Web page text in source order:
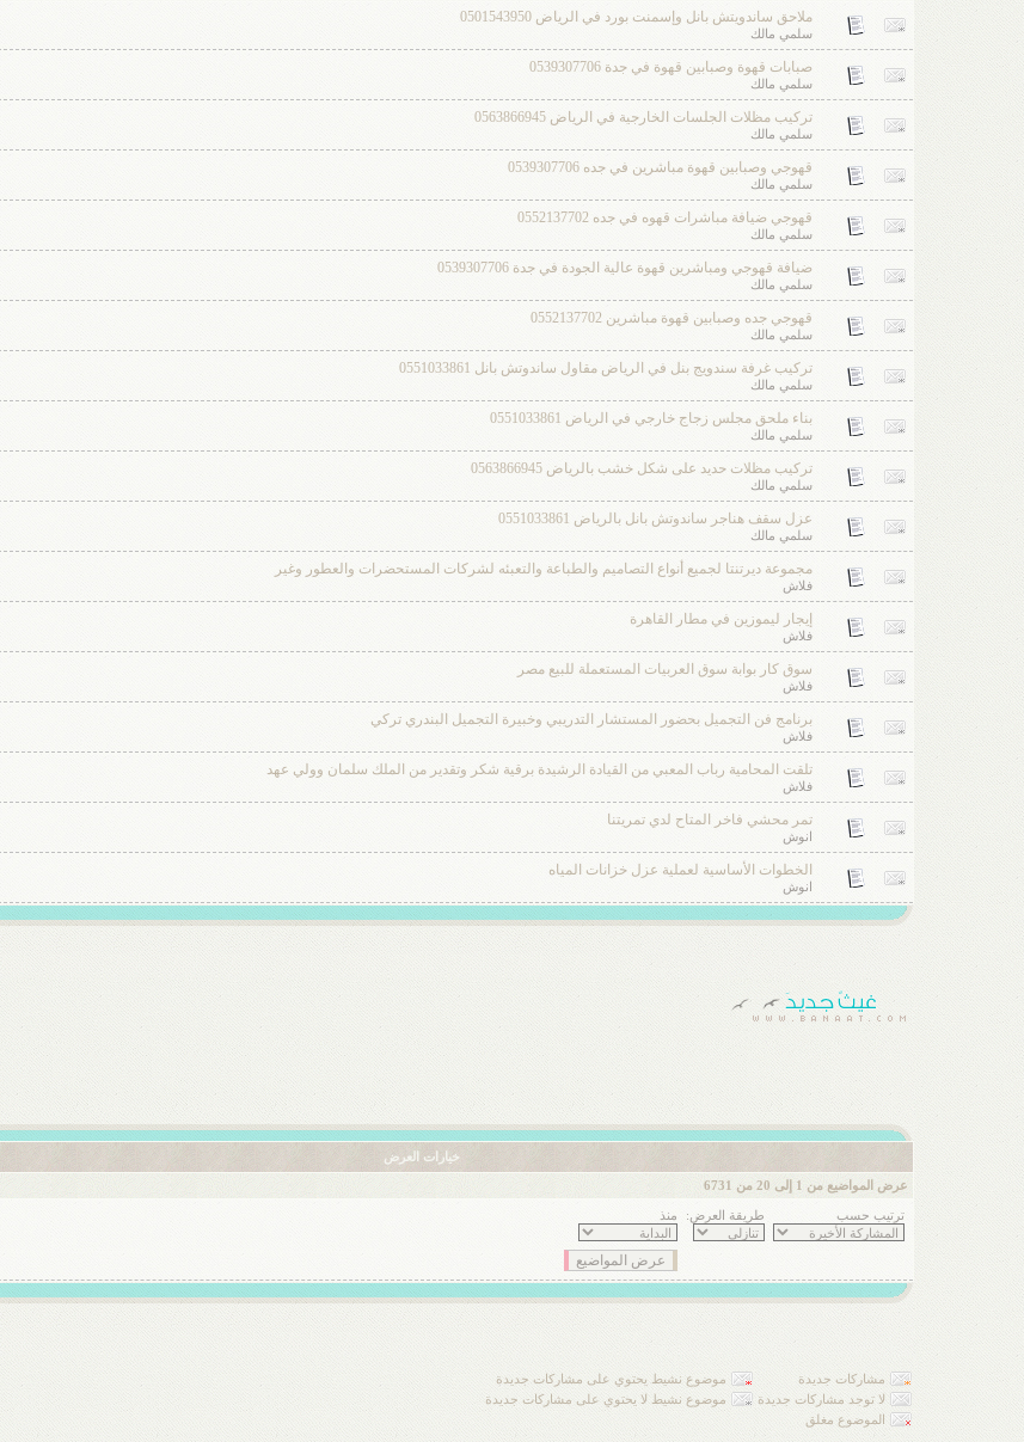
ملاحق ساندويتش بانل وإسمنت بورد في الرياض 0501543950
سلمي مالك
صبابات قهوة وصبابين قهوة في جدة 0539307706
سلمي مالك
تركيب مظلات الجلسات الخارجية في الرياض 0563866945
سلمي مالك
قهوجي وصبابين قهوة مباشرين في جده 0539307706
سلمي مالك
قهوجي ضيافة مباشرات قهوه في جده 0552137702
سلمي مالك
ضيافة قهوجي ومباشرين قهوة عالية الجودة في جدة 0539307706
سلمي مالك
قهوجي جده وصبابين قهوة مباشرين 0552137702
سلمي مالك
تركيب غرفة سندويج بنل في الرياض مقاول ساندوتش بانل 0551033861
سلمي مالك
بناء ملحق مجلس زجاج خارجي في الرياض 0551033861
سلمي مالك
تركيب مظلات حديد على شكل خشب بالرياض 0563866945
سلمي مالك
عزل سقف هناجر ساندوتش بانل بالرياض 0551033861
سلمي مالك
مجموعة ديرتنتا لجميع أنواع التصاميم والطباعة والتعبئه لشركات المستحضرات والعطور وغير
فلاش
إيجار ليموزين في مطار القاهرة
فلاش
سوق كار بوابة سوق العربيات المستعملة للبيع مصر
فلاش
برنامج فن التجميل بحضور المستشار التدريبي وخبيرة التجميل البندري تركي
فلاش
تلقت المحامية رباب المعبي من القيادة الرشيدة برقية شكر وتقدير من الملك سلمان وولي عهد
فلاش
تمر محشي فاخر المتاح لدي تمريتنا
انوش
الخطوات الأساسية لعملية عزل خزانات المياه
انوش
خيارات العرض
عرض المواضيع من 1 إلى 20 من 6731
ترتيب حسب طريقة العرض: منذ
مشاركات جديدة
موضوع نشيط يحتوي على مشاركات جديدة
لا توجد مشاركات جديدة
موضوع نشيط لا يحتوي على مشاركات جديدة
الموضوع مغلق